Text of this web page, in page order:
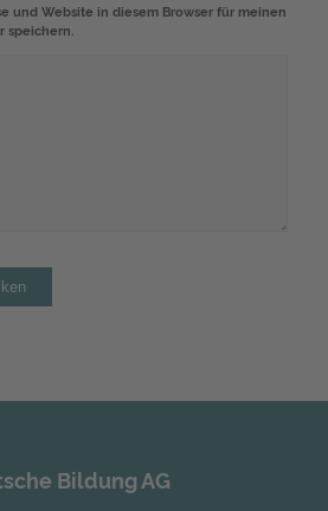
und Website in diesem Browser für meinen
speichern.
Bildung AG